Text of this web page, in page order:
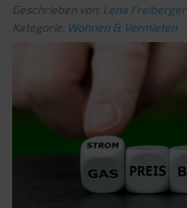
Geschrieben von: Lena Freiberger
Kategorie: Wohnen & Vermieten